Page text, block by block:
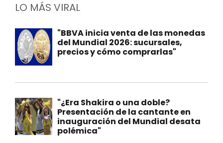
LO MÁS VIRAL
"BBVA inicia venta de las monedas
del Mundial 2026: sucursales,
precios y cómo comprarlas"
"¿Era Shakira o una doble?
Presentación de la cantante en
inauguración del Mundial desata
polémica"